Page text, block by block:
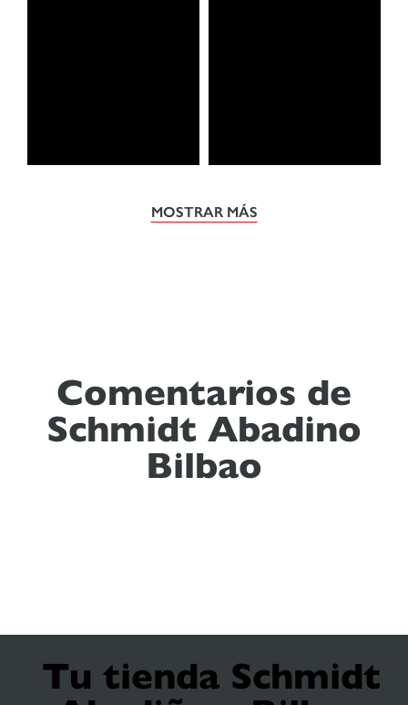
MOSTRAR MÁS
Comentarios de
Schmidt Abadino
Bilbao
Tu tienda Schmidt